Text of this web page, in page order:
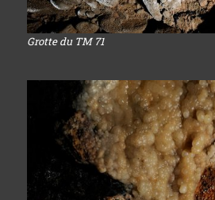
Grotte du TM 71